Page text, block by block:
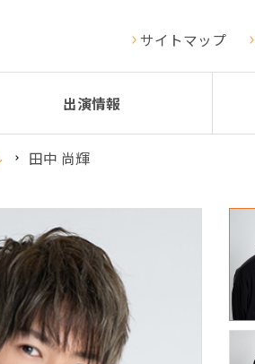
サイトマップ
出演情報
田中 尚輝